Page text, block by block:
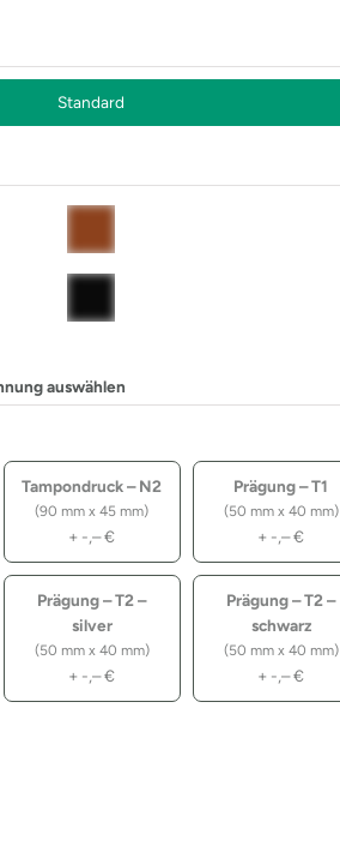
Standard
auswählen
Tampondruck – N2
(90 mm x 45 mm)
+ -,–€
Prägung – T1
(50 mm x 40 mm)
+ -,–€
Prägung – T2 –
silver
(50 mm x 40 mm)
+ -,–€
Prägung – T2 –
schwarz
(50 mm x 40 mm)
+ -,–€